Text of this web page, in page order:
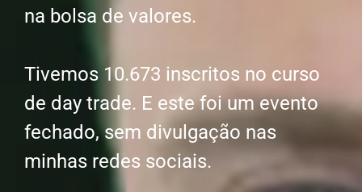
na bolsa de valores.
Tivemos 10.673 inscritos no curso
de day trade. E este foi um evento
fechado, sem divulgação nas
minhas redes sociais.